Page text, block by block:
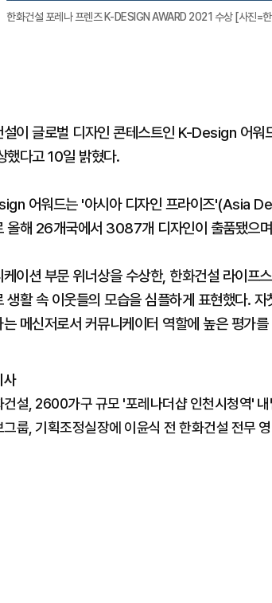
한화건설 포레나 프렌즈 K-DESIGN AWARD 2021 수상 [사진=
설이 글로벌 디자인 콘테스트인 K-Design 어워
했다고 10일 밝혔다.
어워드는 '아시아 디자인 프라이즈'(Asia
올해 26개국에서 3087개 디자인이 출품됐으
이션 부문 위너상을 수상한, 한화건설 라이프
생활 속 이웃들의 모습을 심플하게 표현했다.
메신저로서 커뮤니케이터 역할에 높은 평가를
사
건설, 2600가구 규모 '포레나더샵 인천시청역' 내
그룹, 기획조정실장에 이윤식 전 한화건설 전무